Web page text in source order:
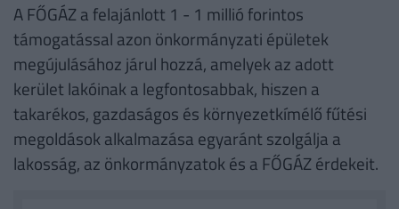
A FŐGÁZ a felajánlott 1 - 1 millió forintos
támogatással azon önkormányzati épületek
megújulásához járul hozzá, amelyek az adott
kerület lakóinak a legfontosabbak, hiszen a
takarékos, gazdaságos és környezetkímélő fűtési
megoldások alkalmazása egyaránt szolgálja a
lakosság, az önkormányzatok és a FŐGÁZ érdekeit.